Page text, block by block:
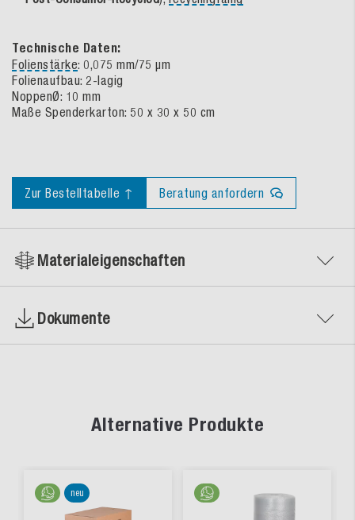
Technische Daten:
Folienstärke: 0,075 mm/75 µm
Folienaufbau: 2-lagig
NoppenØ: 10 mm
Maße Spenderkarton: 50 x 30 x 50 cm
Zur Bestelltabelle ↑ Beratung anfordern
Materialeigenschaften
Dokumente
Alternative Produkte
neu